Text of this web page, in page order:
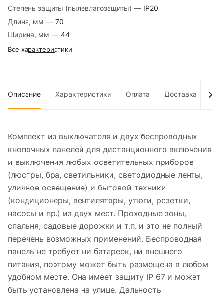
Степень защиты (пылевлагозащиты) — IP20
Длина, мм — 70
Ширина, мм — 44
Все характеристики
Описание Характеристики Оплата Доставка
Комплект из выключателя и двух беспроводных
кнопочных панелей для дистанционного включения
и выключения любых осветительных приборов
(люстры, бра, светильники, светодиодные ленты,
уличное освещение) и бытовой техники
(кондиционеры, вентиляторы, утюги, розетки,
насосы и пр.) из двух мест. Проходные зоны,
спальня, садовые дорожки и т.п. и это не полный
перечень возможных применений. Беспроводная
панель не требует ни батареек, ни внешнего
питания, поэтому может быть размещена в любом
удобном месте. Она имеет защиту IP 67 и может
быть установлена на улице. Дальность